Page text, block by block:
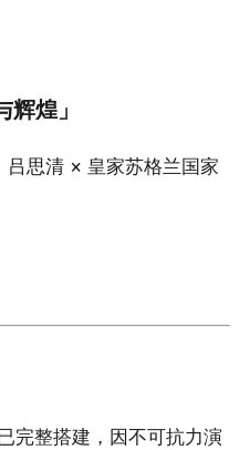
煌」
吕思清 × 皇家苏格兰国家
完整搭建，因不可抗力演